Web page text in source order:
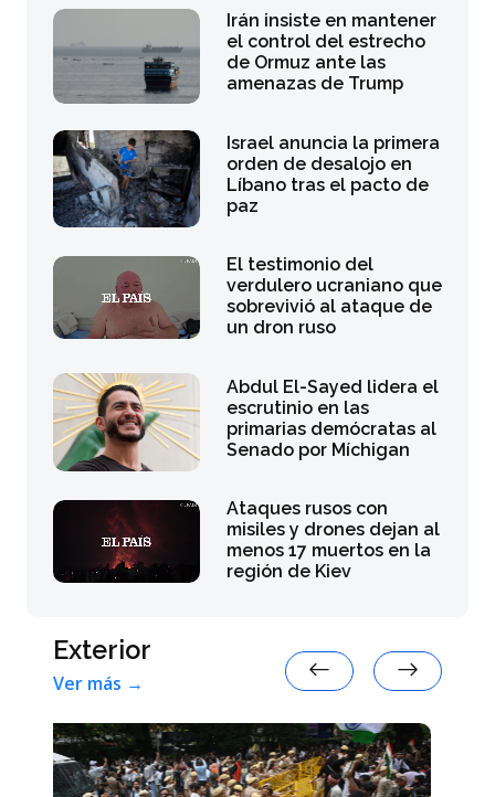
Irán insiste en mantener
el control del estrecho
de Ormuz ante las
amenazas de Trump
Israel anuncia la primera
orden de desalojo en
Líbano tras el pacto de
paz
El testimonio del
verdulero ucraniano que
sobrevivió al ataque de
un dron ruso
Abdul El-Sayed lidera el
escrutinio en las
primarias demócratas al
Senado por Míchigan
Ataques rusos con
misiles y drones dejan al
menos 17 muertos en la
región de Kiev
Exterior
Ver más →